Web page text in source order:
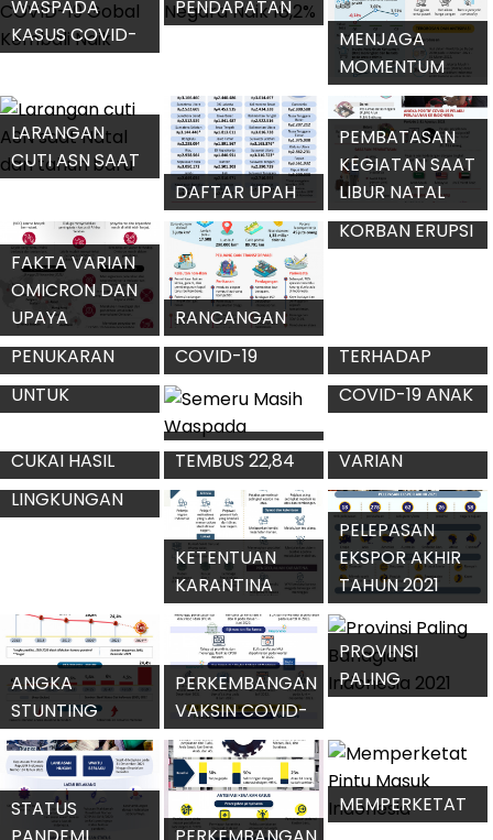
WASPADA
KASUS COVID-
KEMBALI NAIK
PENDAPATAN
MENJAGA
MOMENTUM
PEMULIHAN
PERDAGANGAN
LARANGAN
CUTI ASN SAAT
TAHUN BARU
DAFTAR UPAH
MINIMUM
PROVINSI 2022
PEMBATASAN
KEGIATAN SAAT
LIBUR NATAL
DAN TAHUN
BARU 2022
FAKTA VARIAN
OMICRON DAN
UPAYA
ANTISIPASI
PENYEBARAN
RANCANGAN
EKONOMI BIRU
INDONESIA
GUNUNG
SEMERU
UANG RUSAK
VIA DARING
MELIHAT
INDIKATOR
PENYEBARAN
COVID-19
JELANG LIBUR
NATAL
MENANTI
RESPON BANK
SENTRAL
KENAIKAN
INFLASI
MILENIAL
APRESIASI
PERHATIAN
DISABILITAS
SEMERU MASIH
WASPADA
VAKSINASI
COVID-19 ANAK
6-11 TAHUN
DIPERCEPAT
KENAIKAN TARIF
CUKAI HASIL
TEMBAKAU
2022
EKSPOR
NOVEMBER 2021
TEMBUS 22,84
MILIAR DOLAR
AS
PERBEDAAN
VARIAN
OMICRON DAN
DELTA
INDEKS
KUALITAS
LINGKUNGAN
HIDUP 2021
MENINGKAT
KETENTUAN
KARANTINA
GRATIS UNTUK
WNI
EKSPOR AKHIR
TAHUN 2021
SENILAI RP35
TRILIUN